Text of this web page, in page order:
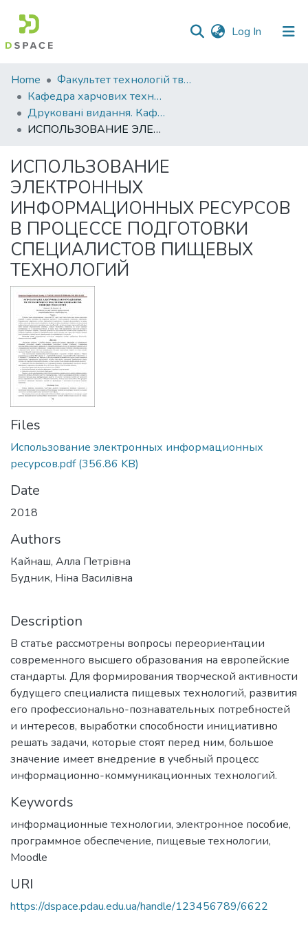
Log In (current)
Communities
&
Collections
All of DSpace
Statistics
Home
Факультет технологій тваринництва та продовольства
Кафедра харчових технологій
Друковані видання. Кафедра харчових технологій
ИСПОЛЬЗОВАНИЕ ЭЛЕКТРОННЫХ ИНФОРМАЦИОННЫХ РЕСУРСОВ В ПРОЦЕССЕ ПОДГОТОВКИ СПЕЦИАЛИСТОВ ПИЩЕВЫХ ТЕХНОЛОГИЙ
ИСПОЛЬЗОВАНИЕ
ЭЛЕКТРОННЫХ
ИНФОРМАЦИОННЫХ РЕСУРСОВ
В ПРОЦЕССЕ ПОДГОТОВКИ
СПЕЦИАЛИСТОВ ПИЩЕВЫХ
ТЕХНОЛОГИЙ
Files
Использование электронных информационных
ресурсов.pdf(356.86 KB)
Date
2018
Authors
Кайнаш, Алла Петрівна
Будник, Ніна Василівна
Description
В статье рассмотрены вопросы переориентации
современного высшего образования на европейские
стандарты. Для формирования творческой активности
будущего специалиста пищевых технологий, развития
его профессионально-познавательных потребностей
и интересов, выработки способности инициативно
решать задачи, которые стоят перед ним, большое
значение имеет внедрение в учебный процесс
информационно-коммуникационных технологий.
Keywords
информационные технологии, электронное пособие,
программное обеспечение, пищевые технологии,
Мoodle
URI
https://dspace.pdau.edu.ua/handle/123456789/6622